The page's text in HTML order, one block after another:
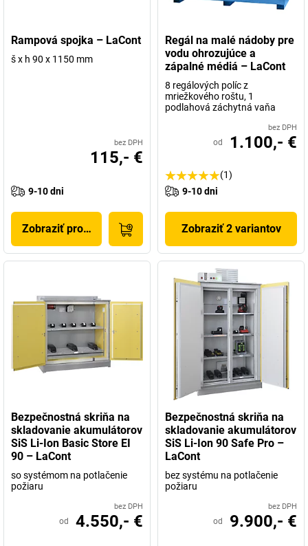
Rampová spojka – LaCont
š x h 90 x 1150 mm
bez DPH
115,- €
9-10 dni
Zobraziť produkt
Regál na malé nádoby pre
vodu ohrozujúce a
zápalné médiá – LaCont
8 regálových políc z
mriežkového roštu, 1
podlahová záchytná vaňa
bez DPH
od 1.100,- €
(1)
9-10 dni
Zobraziť 2 variantov
Bezpečnostná skriňa na
skladovanie akumulátorov
SiS Li-Ion Basic Store EI
90 – LaCont
so systémom na potlačenie
požiaru
bez DPH
od 4.550,- €
Bezpečnostná skriňa na
skladovanie akumulátorov
SiS Li-Ion 90 Safe Pro –
LaCont
bez systému na potlačenie
požiaru
bez DPH
od 9.900,- €